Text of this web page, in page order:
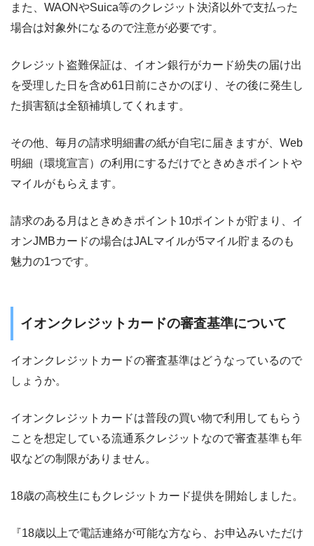
また、WAONやSuica等のクレジット決済以外で支払った
場合は対象外になるので注意が必要です。
クレジット盗難保証は、イオン銀行がカード紛失の届け出
を受理した日を含め61日前にさかのぼり、その後に発生し
た損害額は全額補填してくれます。
その他、毎月の請求明細書の紙が自宅に届きますが、Web
明細（環境宣言）の利用にするだけでときめきポイントや
マイルがもらえます。
請求のある月はときめきポイント10ポイントが貯まり、イ
オンJMBカードの場合はJALマイルが5マイル貯まるのも
魅力の1つです。
イオンクレジットカードの審査基準について
イオンクレジットカードの審査基準はどうなっているので
しょうか。
イオンクレジットカードは普段の買い物で利用してもらう
ことを想定している流通系クレジットなので審査基準も年
収などの制限がありません。
18歳の高校生にもクレジットカード提供を開始しました。
『18歳以上で電話連絡が可能な方なら、お申込みいただけ